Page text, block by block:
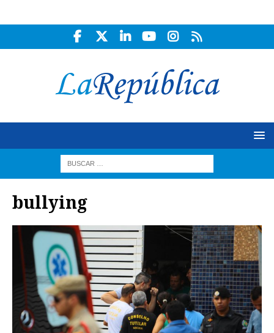
bullying